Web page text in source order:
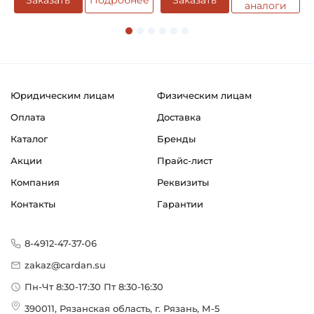
Способ фиксации на вал:
Эксцентриковым стопорным кольцом
Возможность дополнительной смазки
Bearings Type LY
Страна происхождения:
Сербия
аналоги
Юридическим лицам
Физическим лицам
Оплата
Доставка
Каталог
Бренды
Акции
Прайс-лист
Компания
Реквизиты
Контакты
Гарантии
8-4912-47-37-06
zakaz@cardan.su
Пн-Чт 8:30-17:30 Пт 8:30-16:30
390011, Рязанская область, г. Рязань, М-5